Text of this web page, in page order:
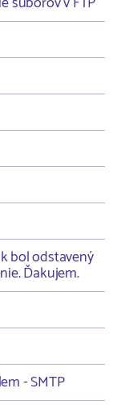
bol odstavený
Ďakujem.
- SMTP